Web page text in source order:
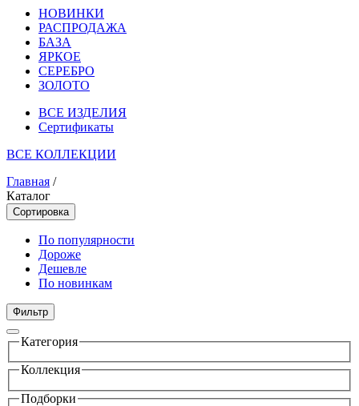
НОВИНКИ
РАСПРОДАЖА
БАЗА
ЯРКОЕ
СЕРЕБРО
ЗОЛОТО
ВСЕ ИЗДЕЛИЯ
Сертификаты
ВСЕ КОЛЛЕКЦИИ
Главная /
Каталог
Сортировка
По популярности
Дороже
Дешевле
По новинкам
Фильтр
Категория
Коллекция
Подборки